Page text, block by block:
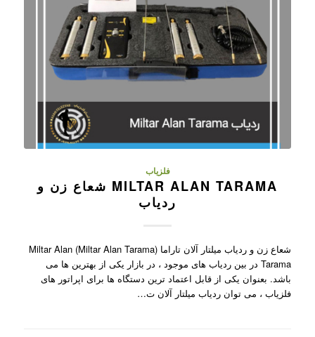
فلزیاب
MILTAR ALAN TARAMA شعاع زن و
ردیاب
شعاع زن و ردیاب میلتار آلان تاراما (Miltar Alan Tarama) Miltar Alan
Tarama در بین ردیاب های موجود ، در بازار یکی از بهترین ها می
باشد. بعنوان یکی از قابل اعتماد ترین دستگاه ها برای اپراتور های
فلزیاب ، می توان ردیاب میلتار آلان ت…